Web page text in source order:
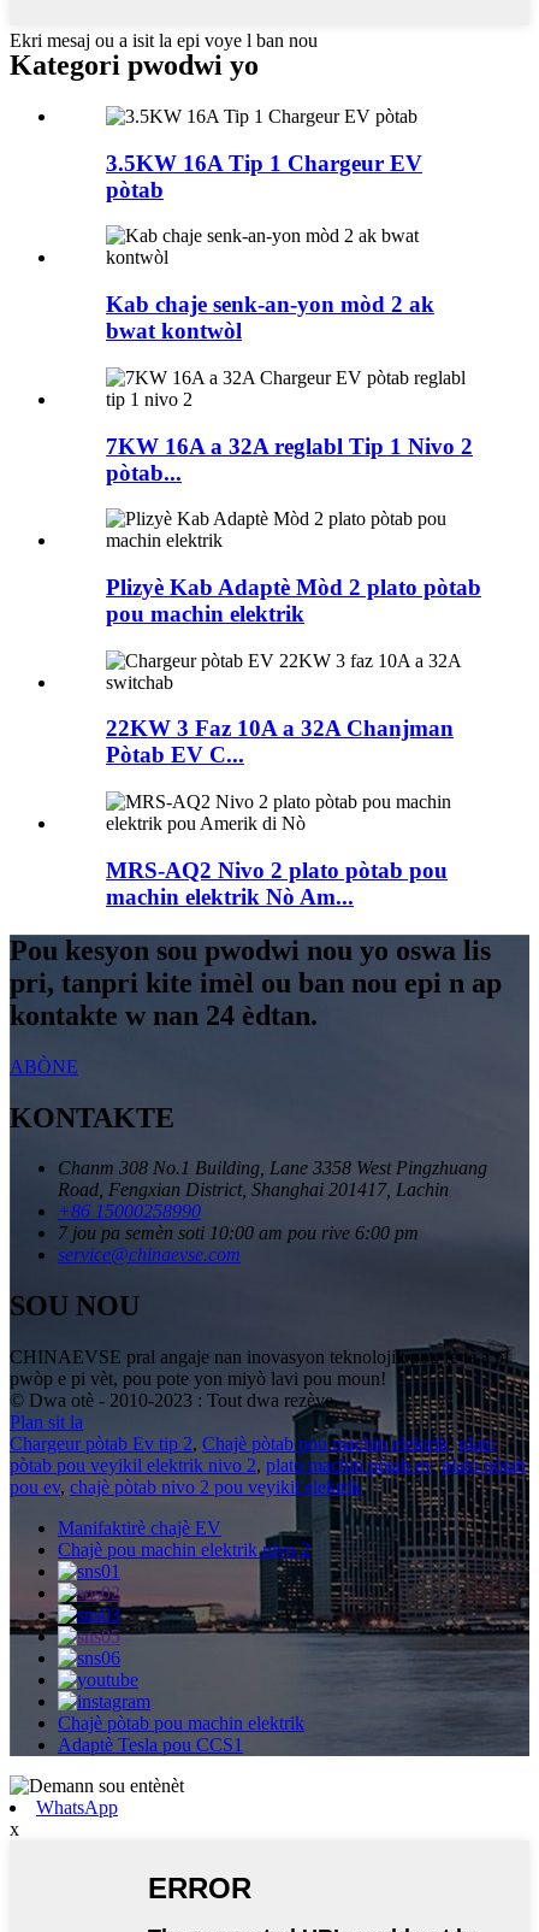
Ekri mesaj ou a isit la epi voye l ban nou
Kategori pwodwi yo
3.5KW 16A Tip 1 Chargeur EV
pòtab
Kab chaje senk-an-yon mòd 2 ak
bwat kontwòl
7KW 16A a 32A reglabl Tip 1 Nivo 2
pòtab...
Plizyè Kab Adaptè Mòd 2 plato pòtab
pou machin elektrik
22KW 3 Faz 10A a 32A Chanjman
Pòtab EV C...
MRS-AQ2 Nivo 2 plato pòtab pou
machin elektrik Nò Am...
Pou kesyon sou pwodwi nou yo oswa lis
pri, tanpri kite imèl ou ban nou epi n ap
kontakte w nan 24 èdtan.
ABÒNE
KONTAKTE
Chanm 308 No.1 Building, Lane 3358 West Pingzhuang
Road, Fengxian District, Shanghai 201417, Lachin
+86 15000258990
7 jou pa semèn soti 10:00 am pou rive 6:00 pm
service@chinaevse.com
SOU NOU
CHINAEVSE pral angaje nan inovasyon teknolojik pou fè tè a pi
pwòp e pi vèt, pou pote yon miyò lavi pou moun!
© Dwa otè - 2010-2023 : Tout dwa rezève.
Plan sit la
Chargeur pòtab Ev tip 2, Chajè pòtab pou machin elektrik,plato
pòtab pou veyikil elektrik nivo 2, plato machin pòtab ev,plato pòtab
pou ev, chajè pòtab nivo 2 pou veyikil elektrik,
Manifaktirè chajè EV
Chajè pou machin elektrik nivo 2
Chajè pòtab pou machin elektrik
Adaptè Tesla pou CCS1
WhatsApp
x